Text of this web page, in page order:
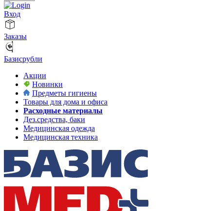
Вход
Заказы
Базисрубли
Акции
Новинки
Предметы гигиены
Товары для дома и офиса
Расходные материалы
Дез.средства, баки
Медицинская одежда
Медицинская техника